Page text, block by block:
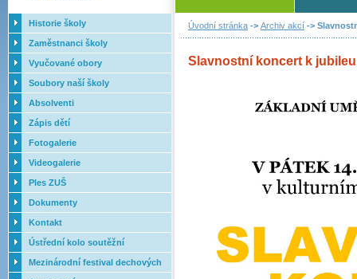
Úvodní stránka -> Archiv akcí ->
Slavnostní koncert k
Historie školy
Zaměstnanci školy
Vyučované obory
Soubory naší školy
Absolventi
Zápis dětí
Fotogalerie
Videogalerie
Ples ZUŠ
Dokumenty
Kontakt
Ústřední kolo soutěžní
přehlídky dechových orchestrů
Mezinárodní festival dechových